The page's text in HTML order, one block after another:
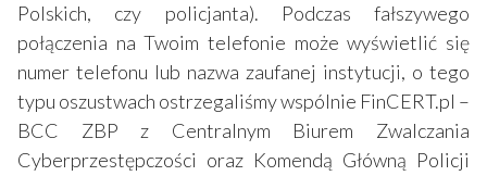
Polskich, czy policjanta). Podczas fałszywego
połączenia na Twoim telefonie może wyświetlić się
numer telefonu lub nazwa zaufanej instytucji, o tego
typu oszustwach ostrzegaliśmy wspólnie FinCERT.pl –
BCC ZBP z Centralnym Biurem Zwalczania
Cyberprzestępczości oraz Komendą Główną Policji